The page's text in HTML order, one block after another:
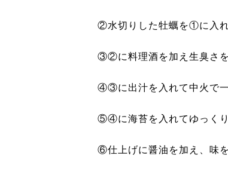
②水切りした牡蠣を①に入れ
③②に料理酒を加え生臭さを
④③に出汁を入れて中火で一
⑤④に海苔を入れてゆっくり
⑥仕上げに醤油を加え、味を